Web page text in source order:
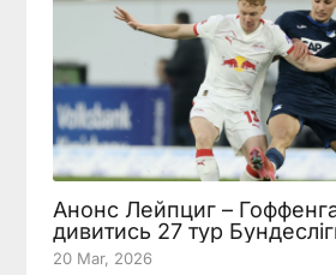
Анонс Лейпциг –
дивитись 27 тур
20 Mar, 2026